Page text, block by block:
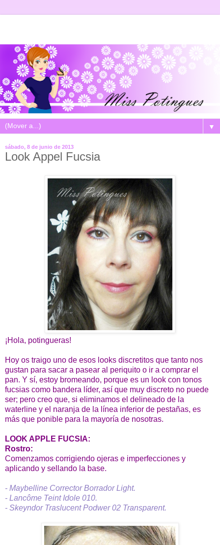
▼
sábado, 8 de junio de 2013
Look Appel Fucsia
¡Hola, potingueras!
Hoy os traigo uno de esos looks discretitos que tanto nos
gustan para sacar a pasear al periquito o ir a comprar el
pan. Y sí, estoy bromeando, porque es un look con tonos
fucsias como bandera líder, así que muy discreto no puede
ser; pero creo que, si eliminamos el delineado de la
waterline y el naranja de la línea inferior de pestañas, es
más que ponible para la mayoría de nosotras.
LOOK APPLE FUCSIA:
Rostro:
Comenzamos corrigiendo ojeras e imperfecciones y
aplicando y sellando la base.
- Maybelline Corrector Borrador Light.
- Lancôme Teint Idole 010.
- Skeyndor Traslucent Podwer 02 Transparent.